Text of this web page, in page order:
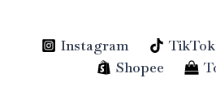
Instagram TikTok
Shopee